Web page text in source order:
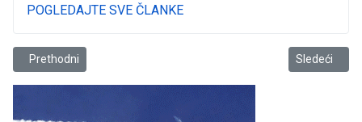
POGLEDAJTE SVE ČLANKE
Prethodni članak: Pavićević: Bakić osvježenje, treba nam još pravi
Prethodni Sledeći
Sledeći